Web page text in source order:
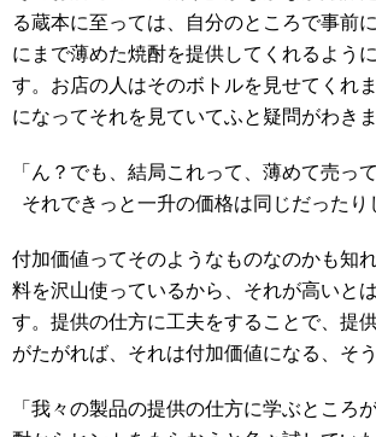
る蔵本に至っては、自分のところで事前
にまで薄めた焼酎を提供してくれるよう
す。お店の人はそのボトルを見せてくれ
になってそれを見ていてふと疑問がわきま
「ん？でも、結局これって、薄めて売っ
それできっと一升の価格は同じだったり
付加価値ってそのようなものなのかも知
料を沢山使っているから、それが高いと
す。提供の仕方に工夫をすることで、提
がたがれば、それは付加価値になる、そ
「我々の製品の提供の仕方に学ぶところ